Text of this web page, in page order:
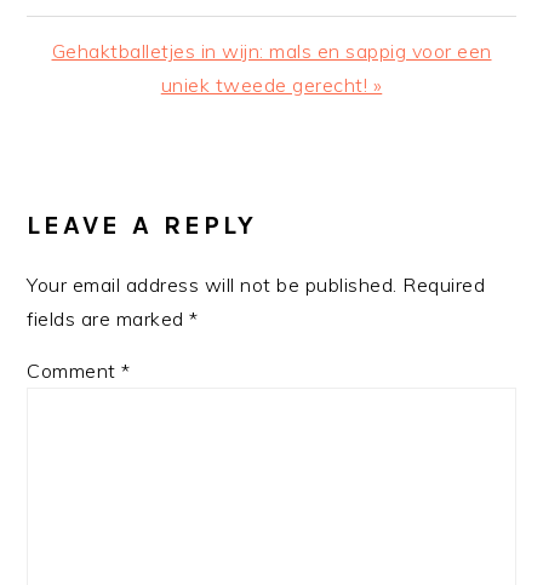
Post:
Next
Gehaktballetjes in wijn: mals en sappig voor een
uniek tweede gerecht! »
INTERACTIONS
LEAVE A REPLY
Your email address will not be published. Required
fields are marked*
Comment*